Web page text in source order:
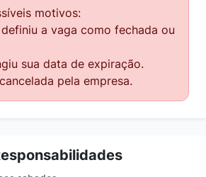
motivos:
a vaga como fechada ou
sua data de expiração.
pela empresa.